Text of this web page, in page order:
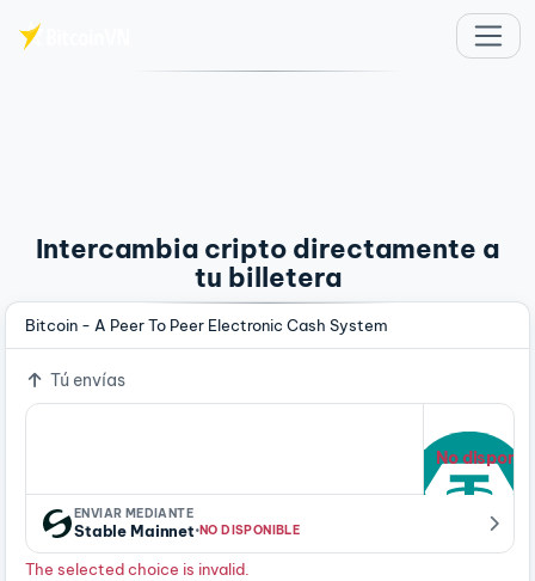
Intercambia cripto directamente a
tu billetera
Bitcoin - A Peer To Peer Electronic Cash System
Tú envías
No
ENVIAR MEDIANTE
Stable Mainnet·NO DISPONIBLE
The selected choice is invalid.